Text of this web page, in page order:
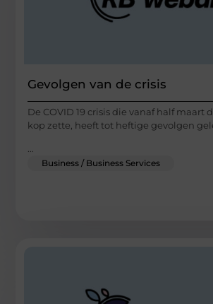
Gevolgen van de crisis
De COVID 19 crisis die vanaf half maart
kop zette, heeft tot heftige gevolgen
Business / Business Services